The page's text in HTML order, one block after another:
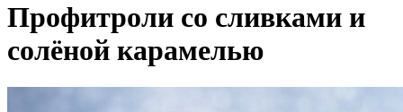
Профитроли со сливками и
солёной карамелью